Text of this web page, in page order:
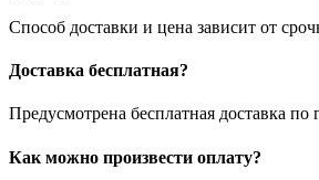
Способ доставки и цена зависит от
Доставка бесплатная?
Предусмотрена бесплатная доставка
Как можно произвести оплату?